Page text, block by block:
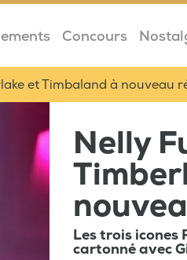
Concours
et Timbaland à nouveau
Nelly
Les trois icones
cartonné avec